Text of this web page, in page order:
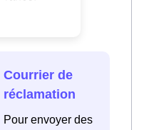
Courrier de
réclamation
Pour envoyer des